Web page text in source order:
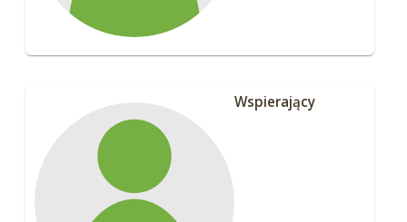
Wspierający